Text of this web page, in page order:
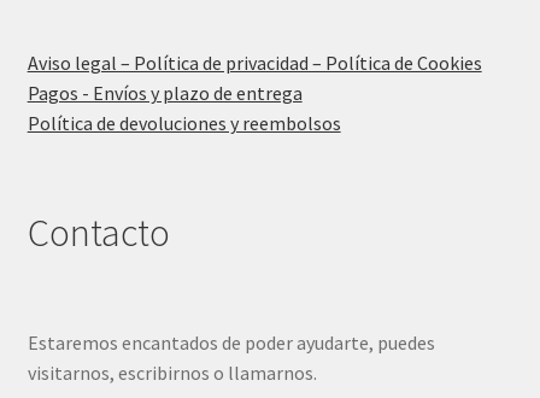
Aviso legal – Política de privacidad – Política de Cookies
Pagos - Envíos y plazo de entrega
Política de devoluciones y reembolsos
Contacto
Estaremos encantados de poder ayudarte, puedes
visitarnos, escribirnos o llamarnos.